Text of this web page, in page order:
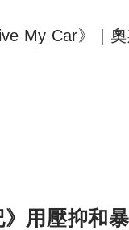
My Car》｜
》用壓抑和